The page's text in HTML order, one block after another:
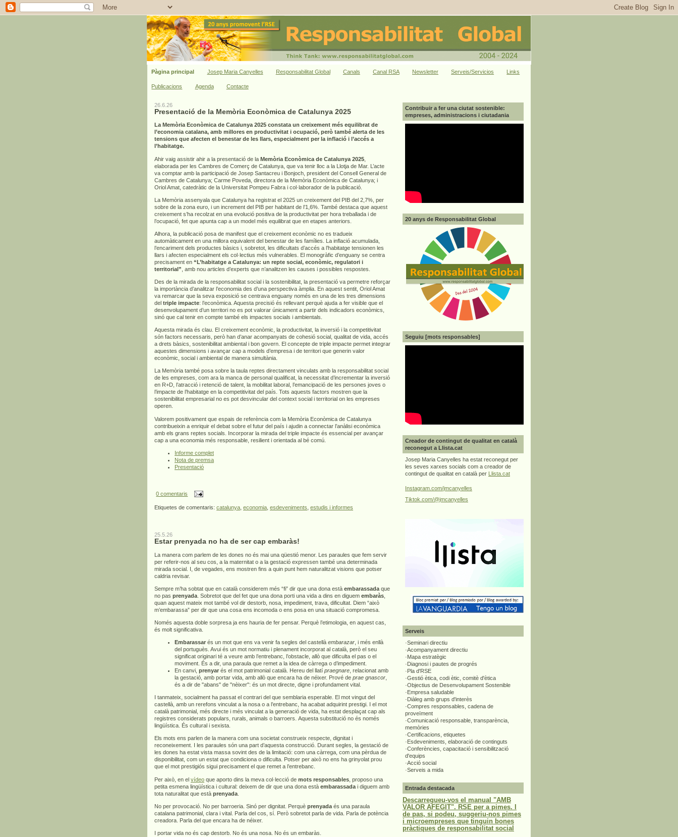
Pàgina principal Josep Maria Canyelles Responsabilitat Global Canals Canal RSA Newsletter Serveis/Servicios Links
Publicacions Agenda Contacte
26.6.26
Presentació de la Memòria Econòmica de Catalunya 2025
La Memòria Econòmica de Catalunya 2025 constata un creixement més equilibrat de
l’economia catalana, amb millores en productivitat i ocupació, però també alerta de les
tensions que afecten el benestar de les llars, especialment per la inflació i l’accés a
l’habitatge.
Ahir vaig assistir ahir a la presentació de la Memòria Econòmica de Catalunya 2025
elaborada per les Cambres de Comerç de Catalunya, que va tenir lloc a la Llotja de Mar. L’acte
va comptar amb la participació de Josep Santacreu i Bonjoch, president del Consell General de
Cambres de Catalunya; Carme Poveda, directora de la Memòria Econòmica de Catalunya; i
Oriol Amat, catedràtic de la Universitat Pompeu Fabra i col·laborador de la publicació.
La Memòria assenyala que Catalunya ha registrat el 2025 un creixement del PIB del 2,7%, per
sobre de la zona euro, i un increment del PIB per habitant de l’1,6%. També destaca que aquest
creixement s’ha recolzat en una evolució positiva de la productivitat per hora treballada i de
l’ocupació, fet que apunta cap a un model més equilibrat que en etapes anteriors.
Alhora, la publicació posa de manifest que el creixement econòmic no es tradueix
automàticament en una millora equivalent del benestar de les famílies. La inflació acumulada,
l’encariment dels productes bàsics i, sobretot, les dificultats d’accés a l’habitatge tensionen les
llars i afecten especialment els col·lectius més vulnerables. El monogràfic d’enguany se centra
precisament en “L’habitatge a Catalunya: un repte social, econòmic, regulatori i
territorial” , amb nou articles d’experts que n’analitzen les causes i possibles respostes.
Des de la mirada de la responsabilitat social i la sostenibilitat, la presentació va permetre reforçar
la importància d’analitzar l’economia des d’una perspectiva àmplia. En aquest sentit, Oriol Amat
va remarcar que la seva exposició se centrava enguany només en una de les tres dimensions
del triple impacte: l’econòmica. Aquesta precisió és rellevant perquè ajuda a fer visible que el
desenvolupament d’un territori no es pot valorar únicament a partir dels indicadors econòmics,
sinó que cal tenir en compte també els impactes socials i ambientals.
Aquesta mirada és clau. El creixement econòmic, la productivitat, la inversió i la competitivitat
són factors necessaris, però han d’anar acompanyats de cohesió social, qualitat de vida, accés
a drets bàsics, sostenibilitat ambiental i bon govern. El concepte de triple impacte permet integrar
aquestes dimensions i avançar cap a models d’empresa i de territori que generin valor
econòmic, social i ambiental de manera simultània.
La Memòria també posa sobre la taula reptes directament vinculats amb la responsabilitat social
de les empreses, com ara la manca de personal qualificat, la necessitat d’incrementar la inversió
en R+D, l’atracció i retenció de talent, la mobilitat laboral, l’emancipació de les persones joves o
l’impacte de l’habitatge en la competitivitat del país. Tots aquests factors mostren que la
sostenibilitat empresarial no es pot desvincular del context social i territorial on les empreses
operen.
Valorem positivament que espais de referència com la Memòria Econòmica de Catalunya
contribueixin a enriquir el debat sobre el futur del país i ajudin a connectar l’anàlisi econòmica
amb els grans reptes socials. Incorporar la mirada del triple impacte és essencial per avançar
cap a una economia més responsable, resilient i orientada al bé comú.
Informe complet
Nota de premsa
Presentació
0 comentaris
Etiquetes de comentaris: catalunya economia esdeveniments estudis i informes
25.5.26
Estar prenyada no ha de ser cap embaràs!
La manera com parlem de les dones no és mai una qüestió menor. Les paraules que fem servir
per referir-nos al seu cos, a la maternitat o a la gestació expressen també una determinada
mirada social. I, de vegades, ens mostren fins a quin punt hem naturalitzat visions que potser
caldria revisar.
Sempre m’ha sobtat que en català considerem més “fi” dir que una dona està embarassada que
no pas prenyada . Sobretot que del fet que una dona porti una vida a dins en diguem embaràs
quan aquest mateix mot també vol dir destorb, nosa, impediment, trava, dificultat. Diem “això
m’embarassa” per dir que una cosa ens incomoda o ens posa en una situació compromesa.
Només aquesta doble sorpresa ja ens hauria de fer pensar. Perquè l’etimologia, en aquest cas,
és molt significativa.
Embarassar és un mot que ens va venir fa segles del castellà embarazar , i més enllà
del portuguès. Avui és un mot normatiu i plenament incorporat al català, però el seu
significat originari té a veure amb l’entrebanc, l’obstacle, allò que dificulta el pas o el
moviment. És a dir, una paraula que remet a la idea de càrrega o d’impediment.
En canvi, prenyar és el mot patrimonial català. Hereu del llatí praegnare , relacionat amb
la gestació, amb portar vida, amb allò que encara ha de néixer. Prové de prae gnascor
és a dir de "abans" de "nèixer": és un mot directe, digne i profundament vital.
I tanmateix, socialment ha passat el contrari del que semblaria esperable. El mot vingut del
castellà, amb un rerefons vinculat a la nosa o a l’entrebanc, ha acabat adquirint prestigi. I el mot
català patrimonial, més directe i més vinculat a la generació de vida, ha estat desplaçat cap als
registres considerats populars, rurals, animals o barroers. Aquesta substitució no és només
lingüística. És cultural i sexista.
Els mots ens parlen de la manera com una societat construeix respecte, dignitat i
reconeixement. I les paraules són una part d’aquesta construcció. Durant segles, la gestació de
les dones ha estat vista massa sovint des de la limitació: com una càrrega, com una pèrdua de
disponibilitat, com un estat que condiciona o dificulta. Potser per això no ens ha grinyolat prou
que el mot prestigiós sigui precisament el que remet a l’entrebanc.
Per això, en el vídeo que aporto dins la meva col·lecció de mots responsables , proposo una
petita esmena lingüística i cultural: deixem de dir que una dona està embarassada i diguem amb
tota naturalitat que està prenyada
No per provocació. No per barroeria. Sinó per dignitat. Perquè prenyada és una paraula
catalana patrimonial, clara i vital. Parla del cos, sí. Però sobretot parla de vida. Parla de potència
creadora. Parla del que encara ha de néixer.
I portar vida no és cap destorb. No és una nosa. No és un embaràs.
Contribuir a fer una ciutat sostenible:
empreses, administracions i ciutadania
20 anys de Responsabilitat Global
Seguiu [mots responsables]
Creador de contingut de qualitat en català
reconegut a Llista.cat
Josep Maria Canyelles ha estat reconegut per
les seves xarxes socials com a creador de
contingut de qualitat en català per
Llista.cat
Instagram.com/jmcanyelles
Tiktok.com/@jmcanyelles
Serveis
·Seminari directiu
·Acompanyament directiu
·Mapa estratègic
·Diagnosi i pautes de progrés
·Pla d'RSE
·Gestió ètica, codi ètic, comitè d'ètica
·Objectius de Desenvolupament Sostenible
·Empresa saludable
·Diàleg amb grups d'interès
·Compres responsables, cadena de
proveïment
·Comunicació responsable, transparència,
memòries
·Certificacions, etiquetes
·Esdeveniments, elaboració de continguts
·Conferències, capacitació i sensibilització
d'equips
·Acció social
·Serveis a mida
Entrada destacada
Descarregueu-vos el manual "AMB
VALOR AFEGIT". RSE per a pimes. I
de pas, si podeu, suggeriu-nos pimes
i microempreses que tinguin bones
pràctiques de responsabilitat social